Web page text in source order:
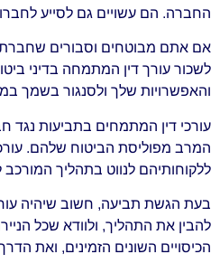
החברה. הם עשויים גם לסייע
אם אתם מבוטחים וסבורים שחברת
לשכור עורך דין המתמחה בדיני
והאפשרויות שלך ולסנגור בשמך
עורכי דין המתמחים בתביעות נגד
המרב מפוליסת הביטוח שלהם.
ללקוחותיהם לנווט בתהליך
בעת הגשת תביעה, חשוב שיהיה עורך
להבין את התהליך, ולוודא שכל
הכיסויים השונים הזמינים, ואת